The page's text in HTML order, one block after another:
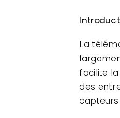
La
facilite
des